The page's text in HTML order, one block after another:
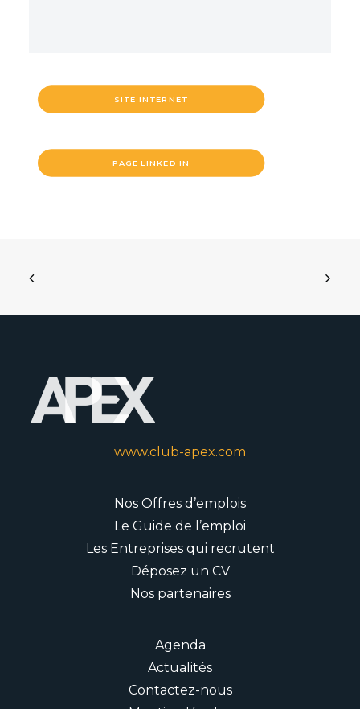
SITE INTERNET
PAGE LINKED IN
www.club-apex.com
Nos Offres d’emplois
Le Guide de l’emploi
Les Entreprises qui recrutent
Déposez un CV
Nos partenaires
Agenda
Actualités
Contactez-nous